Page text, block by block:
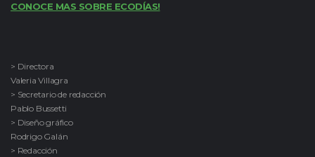
CONOCE MAS SOBRE ECODÍAS!
> Directora
Valeria Villagra
> Secretario de redacción
Pablo Bussetti
> Diseño gráfico
Rodrigo Galán
> Redacción